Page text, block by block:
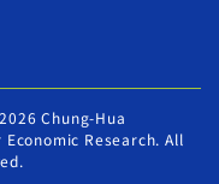
Chung-Hua
Research. All